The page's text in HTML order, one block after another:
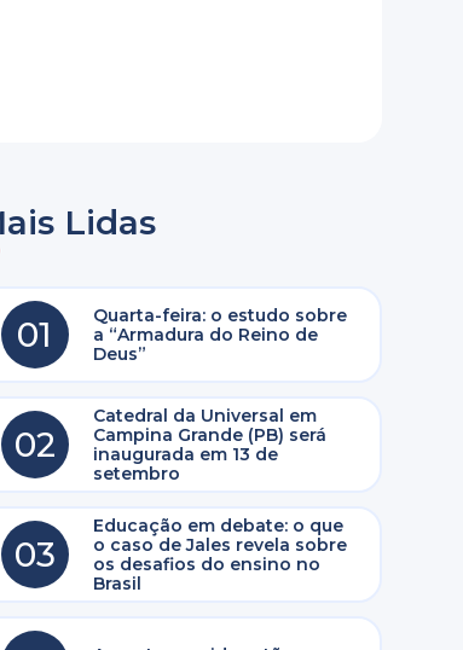
Lidas
01
Quarta-feira: o estudo sobre
a “Armadura do Reino de
Deus”
02
Catedral da Universal em
Campina Grande (PB) será
inaugurada em 13 de
setembro
03
Educação em debate: o que
o caso de Jales revela sobre
os desafios do ensino no
Brasil